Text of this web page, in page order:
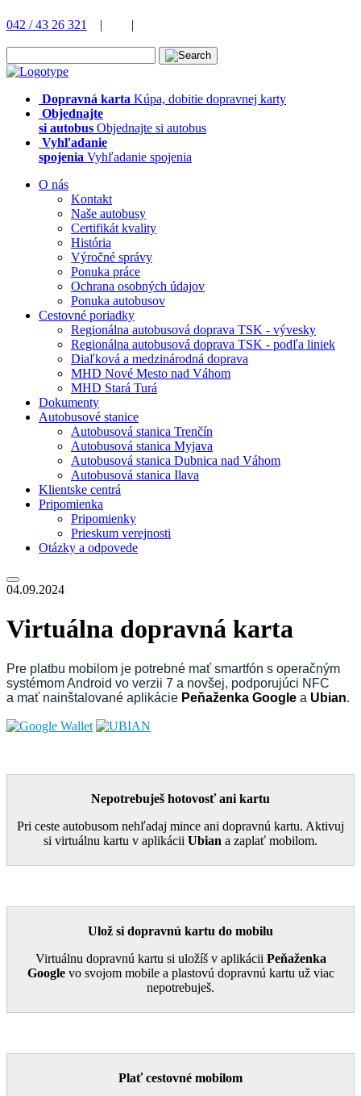
042 / 43 26 321 | |
Dopravná karta Kúpa, dobitie dopravnej karty
Objednajte
si autobus Objednajte si autobus
Vyhľadanie
spojenia Vyhľadanie spojenia
O nás
Kontakt
Naše autobusy
Certifikát kvality
História
Výročné správy
Ponuka práce
Ochrana osobných údajov
Ponuka autobusov
Cestovné poriadky
Regionálna autobusová doprava TSK - vývesky
Regionálna autobusová doprava TSK - podľa liniek
Diaľková a medzinárodná doprava
MHD Nové Mesto nad Váhom
MHD Stará Turá
Dokumenty
Autobusové stanice
Autobusová stanica Trenčín
Autobusová stanica Myjava
Autobusová stanica Dubnica nad Váhom
Autobusová stanica Ilava
Klientske centrá
Pripomienka
Pripomienky
Prieskum verejnosti
Otázky a odpovede
04.09.2024
Virtuálna dopravná karta
Pre platbu mobilom je potrebné mať smartfón s operačným
systémom Android vo verzii 7 a novšej, podporujúci NFC
a mať nainštalované aplikácie Peňaženka Google a Ubian.
Nepotrebuješ hotovosť ani kartu
Pri ceste autobusom nehľadaj mince ani dopravnú kartu. Aktivuj
si virtuálnu kartu v aplikácii Ubian a zaplať mobilom.
Ulož si dopravnú kartu do mobilu
Virtuálnu dopravnú kartu si uložíš v aplikácii Peňaženka
Googlevo svojom mobile a plastovú dopravnú kartu už viac
nepotrebuješ.
Plať cestovné mobilom